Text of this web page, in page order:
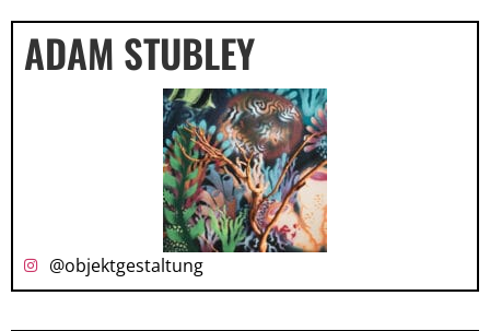
ADAM STUBLEY
@objektgestaltung